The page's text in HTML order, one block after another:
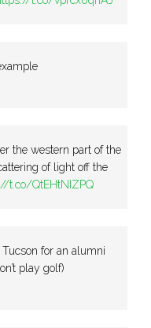
the western part of the
of light off the
t.co/QtEHtNIZPQ
for an alumni
play golf)